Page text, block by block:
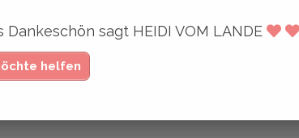
sofort die irischen Bestsellerlisten und
mal merken.
Dankeschön sagt HEIDI VOM LANDE
helfen